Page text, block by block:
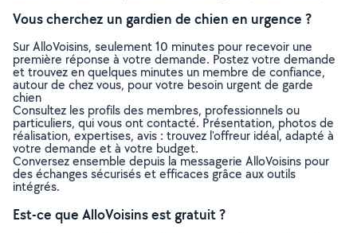
Vous cherchez un gardien de chien en urgence ?
Sur AlloVoisins, seulement 10 minutes pour recevoir une
première réponse à votre demande. Postez votre demande
et trouvez en quelques minutes un membre de confiance,
autour de chez vous, pour votre besoin urgent de garde
chien
Consultez les profils des membres, professionnels ou
particuliers, qui vous ont contacté. Présentation, photos de
réalisation, expertises, avis : trouvez l'offreur idéal, adapté à
votre demande et à votre budget.
Conversez ensemble depuis la messagerie AlloVoisins pour
des échanges sécurisés et efficaces grâce aux outils
intégrés.
Est-ce que AlloVoisins est gratuit ?